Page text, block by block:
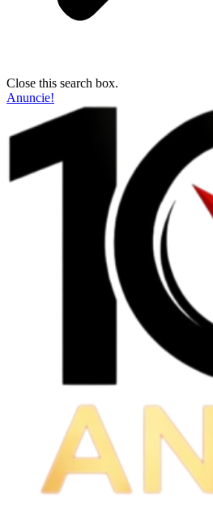
Close this search box.
Anuncie!